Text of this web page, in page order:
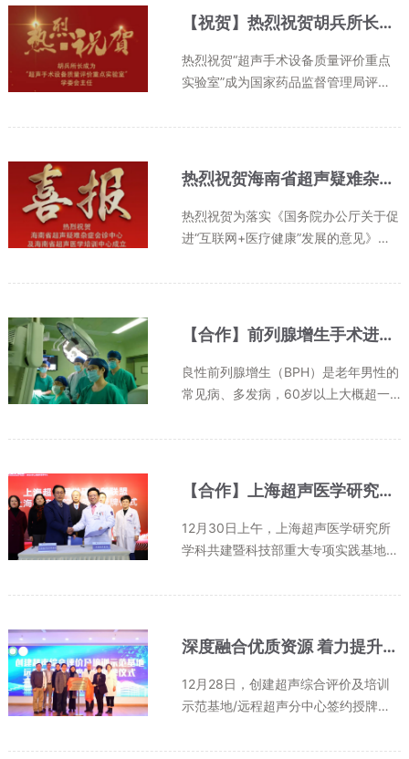
医院等484家医院，北京同仁医院门诊
部...
【祝贺】热烈祝贺胡兵所长当选“超声手术设备质量评价重点实验室”学委会主任
热烈祝贺“超声手术设备质量评价重点
实验室”成为国家药品监督管理局评审
家药品监督管理局官网于2021年1月22
点实验室”依托于江苏省医疗器械检
验...
热烈祝贺海南省超声疑难杂症会诊中心及海南省超声医学培训中心成立
热烈祝贺为落实《国务院办公厅关于促
进“互联网+医疗健康”发展的意见》
资源配置，创新服务模式，提升医疗卫
低服务成本，满足人民群众日益增长
的...
【合作】前列腺增生手术进入“超微创”时代！
良性前列腺增生（BPH）是老年男性的
常见病、多发病，60岁以上大概超一
增加比例也在增高。由其导致的尿频、
性的生活质量。如何安全、高效、精...
【合作】上海超声医学研究所签约上海德济医院 共同建设一流超声医学
12月30日上午，上海超声医学研究所
学科共建暨科技部重大专项实践基地落
德济医院学术报告厅隆重举行。同时，
协议。双方将基于开放、联合、共同...深度融合优质资源 着力提升区域超声诊断水平
12月28日，创建超声综合评价及培训
示范基地/远程超声分中心签约授牌仪
定区卫生健康委员会副主任褚文革、上